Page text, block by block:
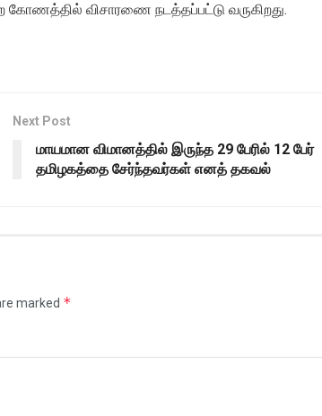
கோணத்தில் விசாரணை நடத்தப்பட்டு வருகிறது.
Next Post
மாயமான விமானத்தில் இருந்த 29 பேரில் 12 பேர்
தமிழகத்தை சேர்ந்தவர்கள் எனத் தகவல்
marked *